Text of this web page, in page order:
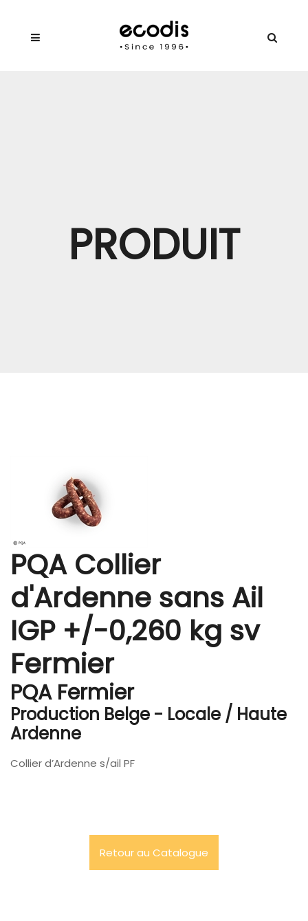
PRODUIT
PQA Collier
d'Ardenne sans Ail
IGP +/-0,260 kg sv
Fermier
PQA Fermier
Production Belge - Locale / Haute
Ardenne
Collier d’Ardenne s/ail PF
Retour au Catalogue